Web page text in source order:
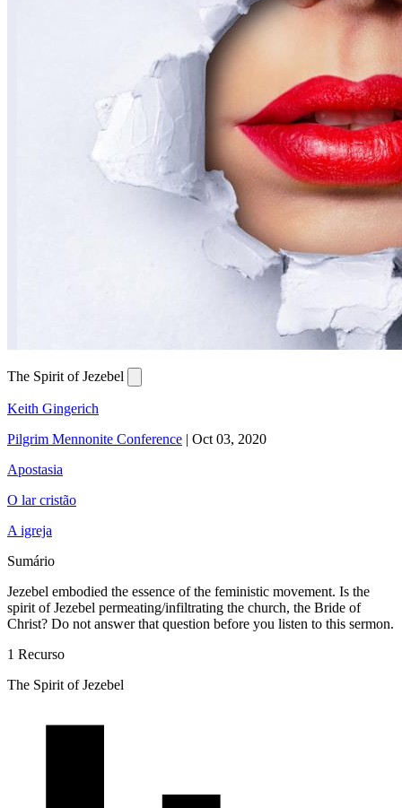
The Spirit of Jezebel
Keith Gingerich
Pilgrim Mennonite Conference | Oct 03, 2020
Apostasia
O lar cristão
A igreja
Sumário
Jezebel embodied the essence of the feministic movement. Is the
spirit of Jezebel permeating/infiltrating the church, the Bride of
Christ? Do not answer that question before you listen to this sermon.
1 Recurso
The Spirit of Jezebel